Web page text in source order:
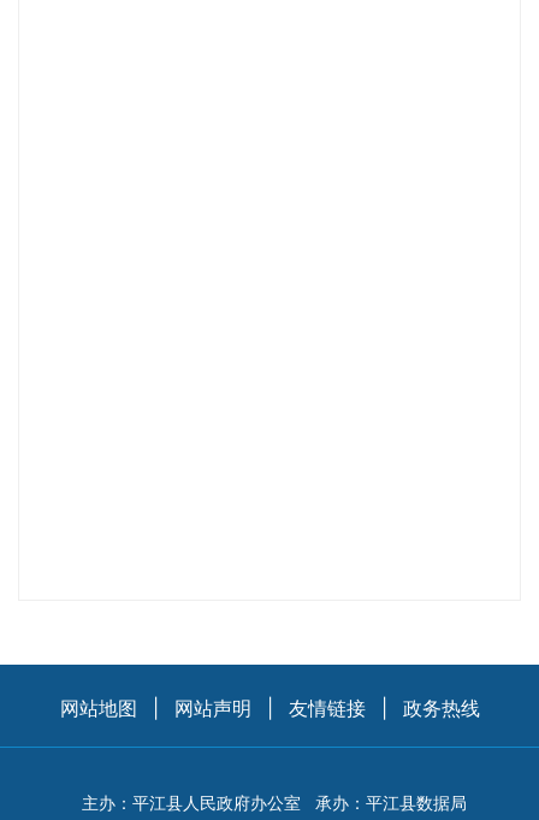
网站地图 网站声明 友情链接 政务热线
主办：平江县人民政府办公室 承办：平江县数据局